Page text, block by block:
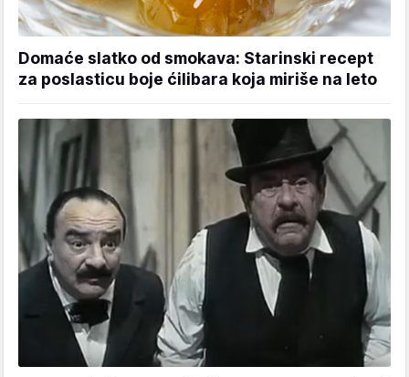
Domaće slatko od smokava: Starinski recept
za poslasticu boje ćilibara koja miriše na leto